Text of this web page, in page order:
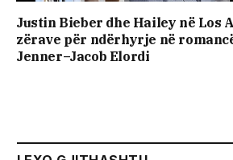
Justin Bieber dhe Hailey në Los
zërave për ndërhyrje në
Jenner–Jacob Elordi